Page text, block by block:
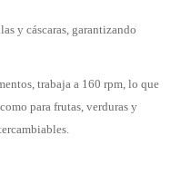
y cáscaras, garantizando
trabaja a 160 rpm, lo que
para frutas, verduras y